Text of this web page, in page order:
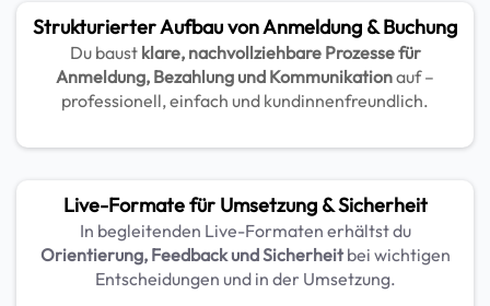
Strukturierter Aufbau von Anmeldung & Buchung
Du baust klare, nachvollziehbare Prozesse für
Anmeldung, Bezahlung und Kommunikationauf –
professionell, einfach und kundinnenfreundlich.
Live-Formate für Umsetzung & Sicherheit
In begleitenden Live-Formaten erhältst du
Orientierung, Feedback und Sicherheitbei wichtigen
Entscheidungen und in der Umsetzung.